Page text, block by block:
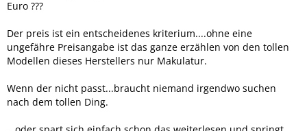
Euro ???
Der preis ist ein entscheidenes kriterium....ohne eine
ungefähre Preisangabe ist das ganze erzählen von den tollen
Modellen dieses Herstellers nur Makulatur.
Wenn der nicht passt...braucht niemand irgendwo suchen
nach dem tollen Ding.